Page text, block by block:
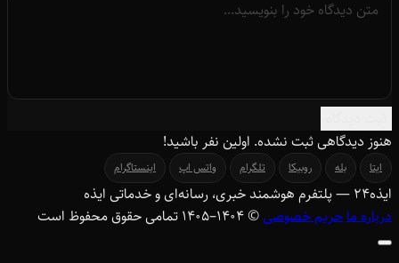
هنوز دیدگاهی ثبت نشده. اولین نفر باشید!
ایتا بله روبیکا تلگرام واتس اپ اینستاگرام
ایذه۲۴ — پلتفرم هوشمند خبری، رسانه‌ای و خدماتی ایذه
درباره ماحریم خصوصی© ۱۴۰۴–1405 تمامی حقوق محفوظ است